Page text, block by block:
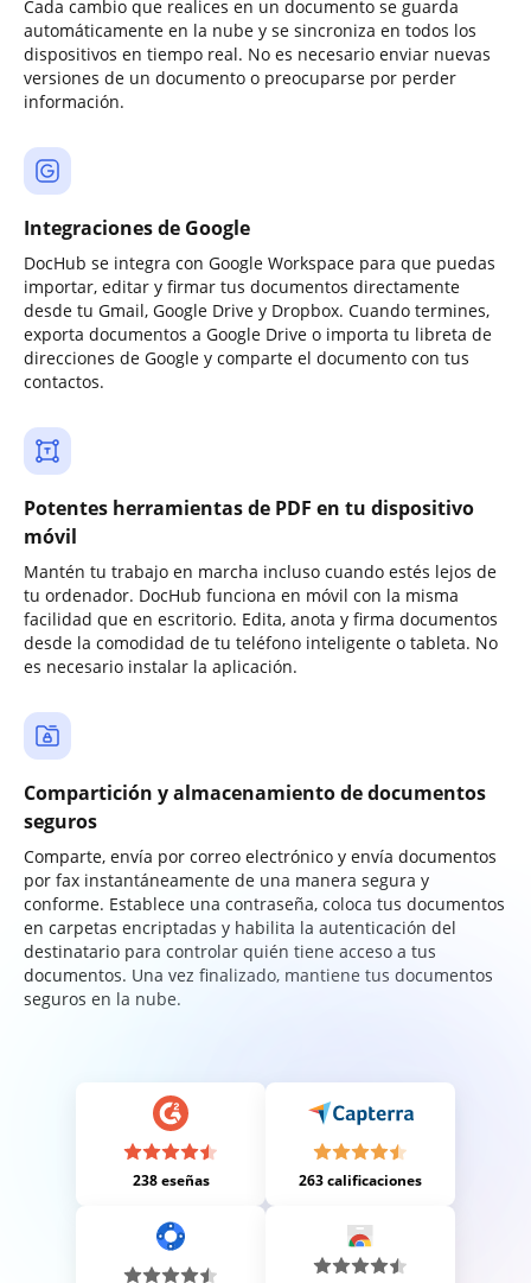
Cada cambio que realices en un documento se guarda
automáticamente en la nube y se sincroniza en todos los
dispositivos en tiempo real. No es necesario enviar nuevas
versiones de un documento o preocuparse por perder
información.
Integraciones de Google
DocHub se integra con Google Workspace para que puedas
importar, editar y firmar tus documentos directamente
desde tu Gmail, Google Drive y Dropbox. Cuando termines,
exporta documentos a Google Drive o importa tu libreta de
direcciones de Google y comparte el documento con tus
contactos.
Potentes herramientas de PDF en tu dispositivo
móvil
Mantén tu trabajo en marcha incluso cuando estés lejos de
tu ordenador. DocHub funciona en móvil con la misma
facilidad que en escritorio. Edita, anota y firma documentos
desde la comodidad de tu teléfono inteligente o tableta. No
es necesario instalar la aplicación.
Compartición y almacenamiento de documentos
seguros
Comparte, envía por correo electrónico y envía documentos
por fax instantáneamente de una manera segura y
conforme. Establece una contraseña, coloca tus documentos
en carpetas encriptadas y habilita la autenticación del
destinatario para controlar quién tiene acceso a tus
documentos. Una vez finalizado, mantiene tus documentos
seguros en la nube.
238 eseñas 263 calificaciones